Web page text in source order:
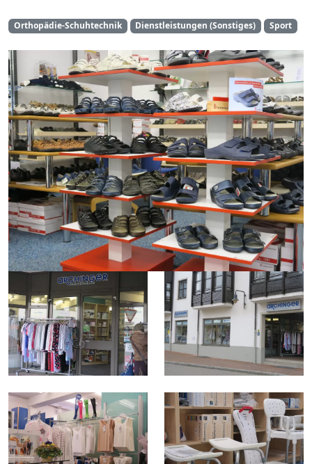
Orthopädie-Schuhtechnik Dienstleistungen (Sonstiges) Sport